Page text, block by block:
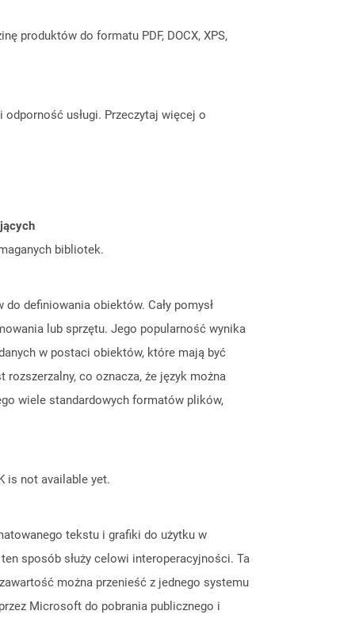
produktów do formatu PDF, DOCX, XPS,
usługi. Przeczytaj więcej o
bibliotek.
definiowania obiektów. Cały pomysł
lub sprzętu. Jego popularność wynika
w postaci obiektów, które mają być
rozszerzalny, co oznacza, że ​​język można
wiele standardowych formatów plików,
is not available yet.
tekstu i grafiki do użytku w
sposób służy celowi interoperacyjności. Ta
można przenieść z jednego systemu
Microsoft do pobrania publicznego i